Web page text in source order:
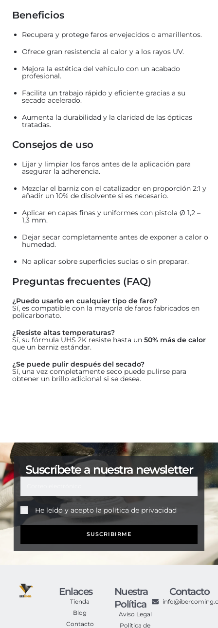
Beneficios
Recupera y protege faros envejecidos o amarillentos.
Ofrece gran resistencia al calor y a los rayos UV.
Mejora la estética del vehículo con un acabado
profesional.
Facilita un trabajo rápido y eficiente gracias a su
secado acelerado.
Aumenta la durabilidad y la claridad de las ópticas
tratadas.
Consejos de uso
Lijar y limpiar los faros antes de la aplicación para
asegurar la adherencia.
Mezclar el barniz con el catalizador en proporción 2:1 y
añadir un 10% de disolvente si es necesario.
Aplicar en capas finas y uniformes con pistola Ø 1,2 –
1,3 mm.
Dejar secar completamente antes de exponer a calor o
humedad.
No aplicar sobre superficies sucias o sin preparar.
Preguntas frecuentes (FAQ)
¿Puedo usarlo en cualquier tipo de faro?
Sí, es compatible con la mayoría de faros fabricados en
policarbonato.
¿Resiste altas temperaturas?
Sí, su fórmula UHS 2K resiste hasta un 50% más de calor
que un barniz estándar.
¿Se puede pulir después del secado?
Sí, una vez completamente seco puede pulirse para
obtener un brillo adicional si se desea.
Suscríbete a nuestra newsletter
He leído y acepto la política de privacidad
SUSCRIBIRME
Enlaces
Tienda
Blog
Contacto
Nuestra
Política
Aviso Legal
Política de
Contacto